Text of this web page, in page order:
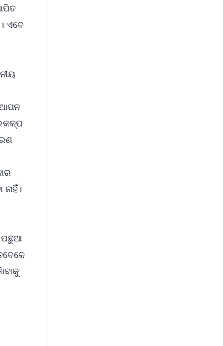
ଏବେ
ପଛୁଆ